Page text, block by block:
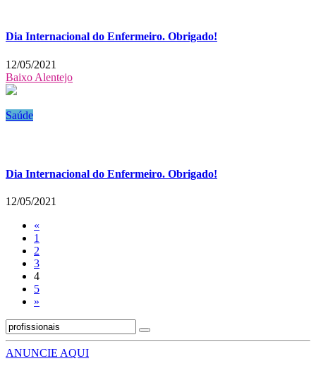
Dia Internacional do Enfermeiro. Obrigado!
12/05/2021
Baixo Alentejo
Saúde
Dia Internacional do Enfermeiro. Obrigado!
12/05/2021
«
1
2
3
4
5
»
ANUNCIE AQUI